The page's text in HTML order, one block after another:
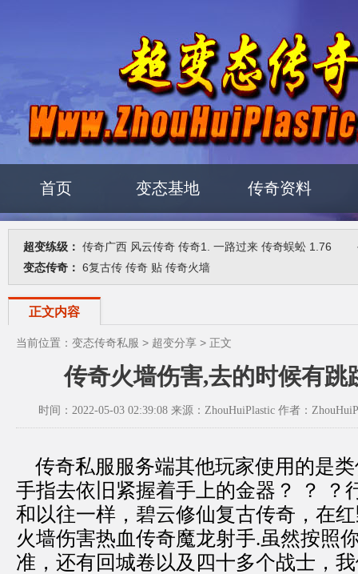
首页 变态基地 传奇资料
超变练级： 传奇广西 风云传奇 传奇1. 一路过来 传奇蜈蚣 1.76 变
变态传奇： 6复古传 传奇 贴 传奇火墙
正文内容
当前位置： 变态传奇私服 > 超变分享 > 正文
传奇火墙伤害,去的时候有跳
时间：2022-05-03 02:39:08 来源：ZhouHuiPlastic 作者：
传奇私服服务端其他玩家使用的是
手指去依旧紧握着手上的金器？ ？ ？
和以往一样，碧云修仙复古传奇，在
火墙伤害热血传奇魔龙射手.虽然按照
准，还有回城卷以及四十多个战士，